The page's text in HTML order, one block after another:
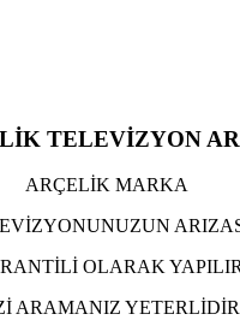
TELEVİZYON
ARÇELİK MARKA
OLARAK YAPILIR
ARAMANIZ YETERLİDİR